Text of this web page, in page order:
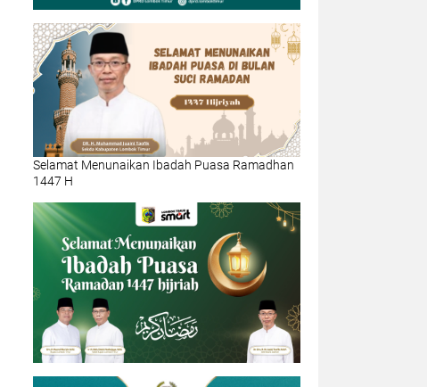
Selamat Menunaikan Ibadah Puasa Ramadhan
1447 H